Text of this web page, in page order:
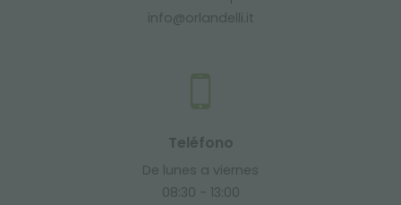
info@orlandelli.it
Teléfono
De lunes a viernes
08:30 - 13:00